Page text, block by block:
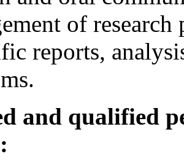
of research
reports,
and qualified